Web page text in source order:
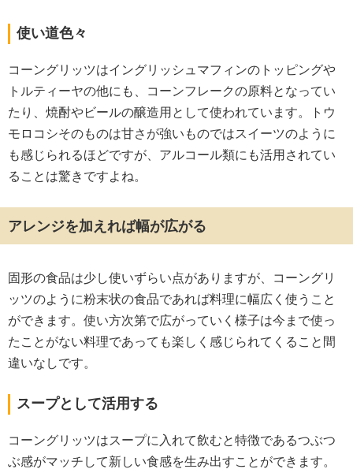
使い道色々
コーングリッツはイングリッシュマフィンのトッピングや
トルティーヤの他にも、コーンフレークの原料となってい
たり、焼酎やビールの醸造用として使われています。トウ
モロコシそのものは甘さが強いものではスイーツのように
も感じられるほどですが、アルコール類にも活用されてい
ることは驚きですよね。
アレンジを加えれば幅が広がる
固形の食品は少し使いずらい点がありますが、コーングリ
ッツのように粉末状の食品であれば料理に幅広く使うこと
ができます。使い方次第で広がっていく様子は今まで使っ
たことがない料理であっても楽しく感じられてくること間
違いなしです。
スープとして活用する
コーングリッツはスープに入れて飲むと特徴であるつぶつ
ぶ感がマッチして新しい食感を生み出すことができます。